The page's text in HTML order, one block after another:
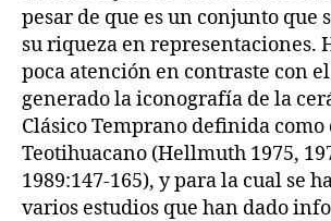
pesar de que es un conjunto que
su riqueza en representaciones.
poca atención en contraste con
generado la iconografía de la
Clásico Temprano definida como
Teotihuacano (Hellmuth 1975,
1989:147-165), y para la cual se
varios estudios que han dado